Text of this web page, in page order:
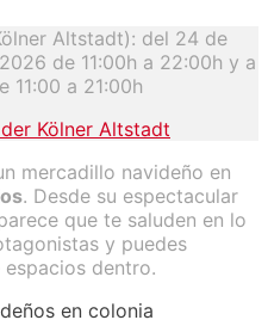
Altstadt): del 24 de
de 11:00h a 22:00h y a
a 21:00h
Kölner Altstadt
mercadillo navideño en
. Desde su espectacular
que te saluden en lo
y puedes
dentro.